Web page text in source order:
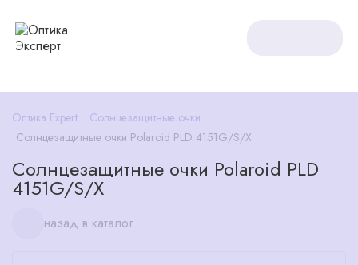
Оптика Expert
Солнцезащитные очки
Солнцезащитные очки Polaroid PLD 4151G/S/X
Солнцезащитные очки Polaroid PLD
4151G/S/X
назад в каталог